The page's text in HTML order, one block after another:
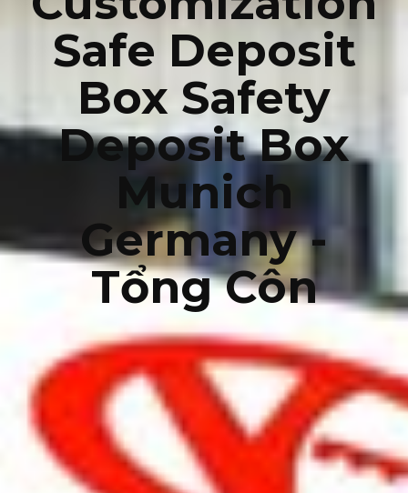
Safe Deposit
Box Safety
Deposit Box
Munich
Germany -
Tổng Côn